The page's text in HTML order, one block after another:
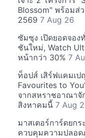
Blossom" พร้อมส่
2569 7 Aug 26
ซัมซุง เปิดยอดจอง
ชันใหม่, Watch
หน้ากว่า 30% 7
ท็อปส์ เสิร์ฟแคมเป
Favourites to
จากสหราชอาณาจั
สิงหาคมนี้ 7 Aug
มาสเตอร์การ์ดยก
ควบคุมความปลอด